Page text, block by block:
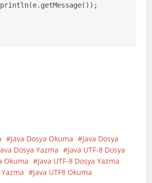
Java Dosya Okuma
Java Dosya
Dosya Yazma
Java UTF-8 Dosya
Okuma
Java UTF-8 Dosya Yazma
Yazma
Java UTF8 Okuma